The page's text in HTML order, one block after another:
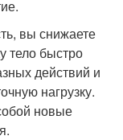
вы снижаете
тело быстро
действий и
нагрузку.
новые